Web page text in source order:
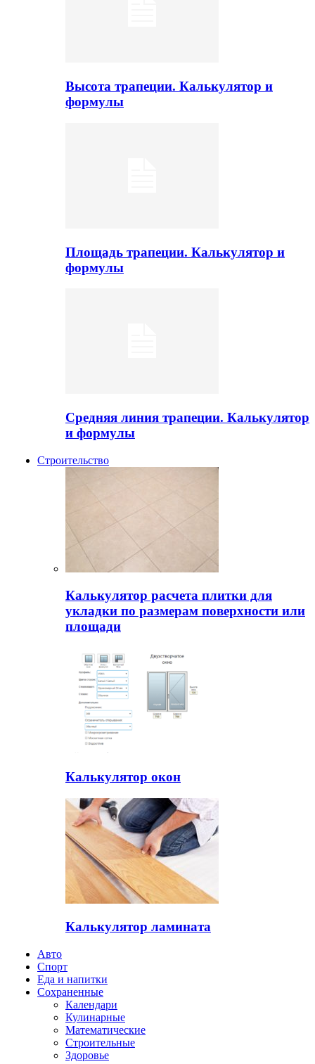
Высота трапеции. Калькулятор и
формулы
Площадь трапеции. Калькулятор и
формулы
Средняя линия трапеции. Калькулятор
и формулы
Строительство
Калькулятор расчета плитки для
укладки по размерам поверхности или
площади
Калькулятор окон
Калькулятор ламината
Авто
Спорт
Еда и напитки
Сохраненные
Календари
Кулинарные
Математические
Строительные
Здоровье